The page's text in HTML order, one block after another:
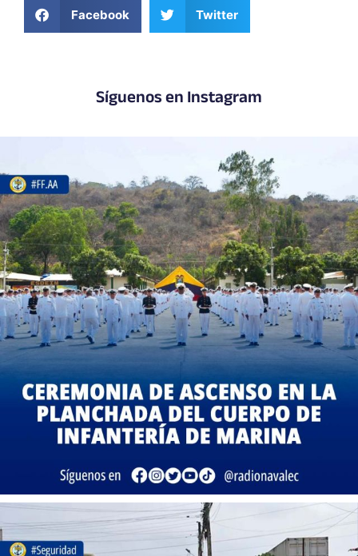
Facebook Twitter
Síguenos en Instagram